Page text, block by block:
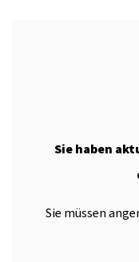
Sie haben
Sie müssen